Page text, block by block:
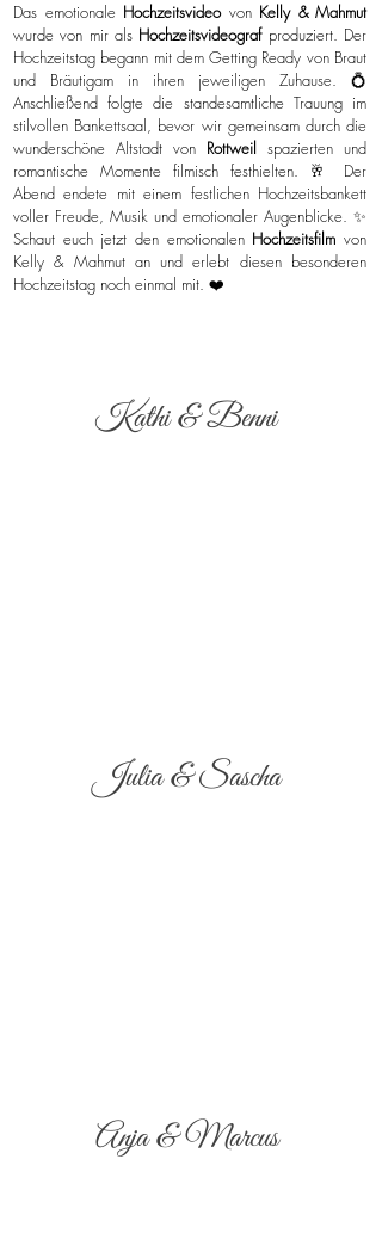
Das emotionale Hochzeitsvideovon Kelly & Mahmut
wurde von mir als Hochzeitsvideograf produziert. Der
Hochzeitstag begann mit dem Getting Ready von Braut
und Bräutigam in ihren jeweiligen Zuhause. 💍
Anschließend folgte die standesamtliche Trauung im
stilvollen Bankettsaal, bevor wir gemeinsam durch die
wunderschöne Altstadt von Rottweil spazierten und
romantische Momente filmisch festhielten. 🥂 Der
Abend endete mit einem festlichen Hochzeitsbankett
voller Freude, Musik und emotionaler Augenblicke. ✨
Schaut euch jetzt den emotionalen Hochzeitsfilmvon
Kelly & Mahmut an und erlebt diesen besonderen
Hochzeitstag noch einmal mit. ❤️
Kathi & Benni
Julia & Sascha
Anja & Marcus